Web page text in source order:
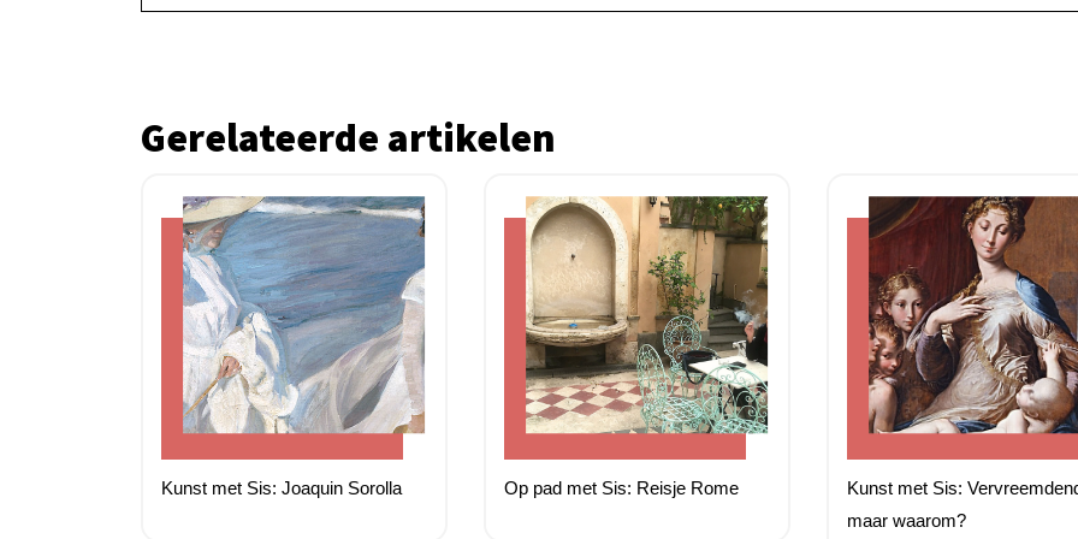
Gerelateerde artikelen
Kunst met Sis: Joaquin Sorolla Op pad met Sis: Reisje Rome
Kunst met Sis:
maar waarom?